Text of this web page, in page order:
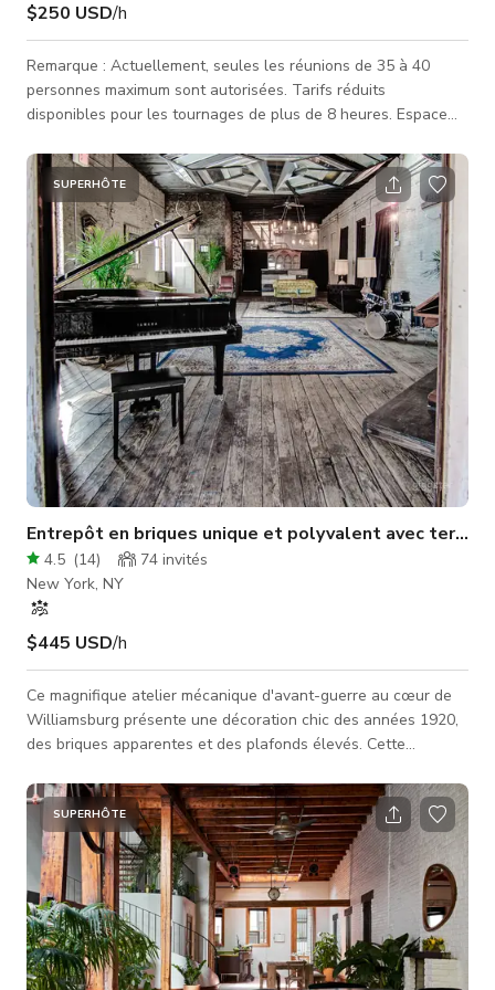
$250 USD/h
Remarque : Actuellement, seules les réunions de 35 à 40
personnes maximum sont autorisées. Tarifs réduits
disponibles pour les tournages de plus de 8 heures. Espace
verrière d'atrium laissant entrer beaucoup de lumière
naturelle au cœur du village est. La maison dispose d'un
grand jardin patio accessible par la cuisine. J'ai acheté cette
maison en 1996 et l'ai complètement rénovée en 2003. Elle
est entourée de jardins communauta
SUPERHÔTE
Entrepôt en briques unique et polyvalent avec
4.5 (14) 74 invités
New York, NY
$445 USD/h
Ce magnifique atelier mécanique d'avant-guerre au cœur de
Williamsburg présente une décoration chic des années 1920,
des briques apparentes et des plafonds élevés. Cette
galerie du premier étage, le loft vintage du deuxième étage et
la terrasse sur le toit. Le bâtiment peut accueillir jusqu'à 74
invités. Le loft vous plonge visuellement dans la nostalgie
avec son mobilier vintage et son ambiance speakeasy
classique. L'intéri
SUPERHÔTE